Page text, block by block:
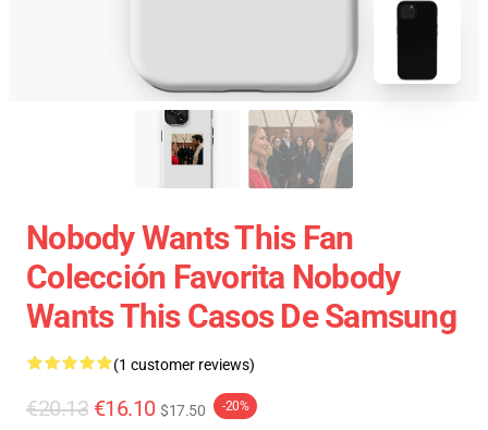
Nobody Wants This Fan
Colección Favorita Nobody
Wants This Casos De Samsung
(1 customer reviews)
€20.13 €16.10 $17.50 -20%